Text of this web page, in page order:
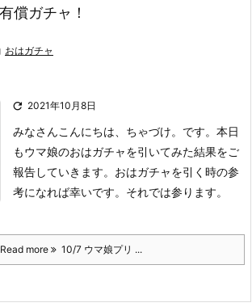
償ガチャ！
おはガチャ
 2021年10月8日
みなさんこんにちは、ちゃづけ。です。 本日
もウマ娘のおはガチャを引いてみた結果をご
報告していきます。 おはガチャを引く時の参
考になれば幸いです。 それでは参ります。
Read more 10/7 ウマ娘プリ ...